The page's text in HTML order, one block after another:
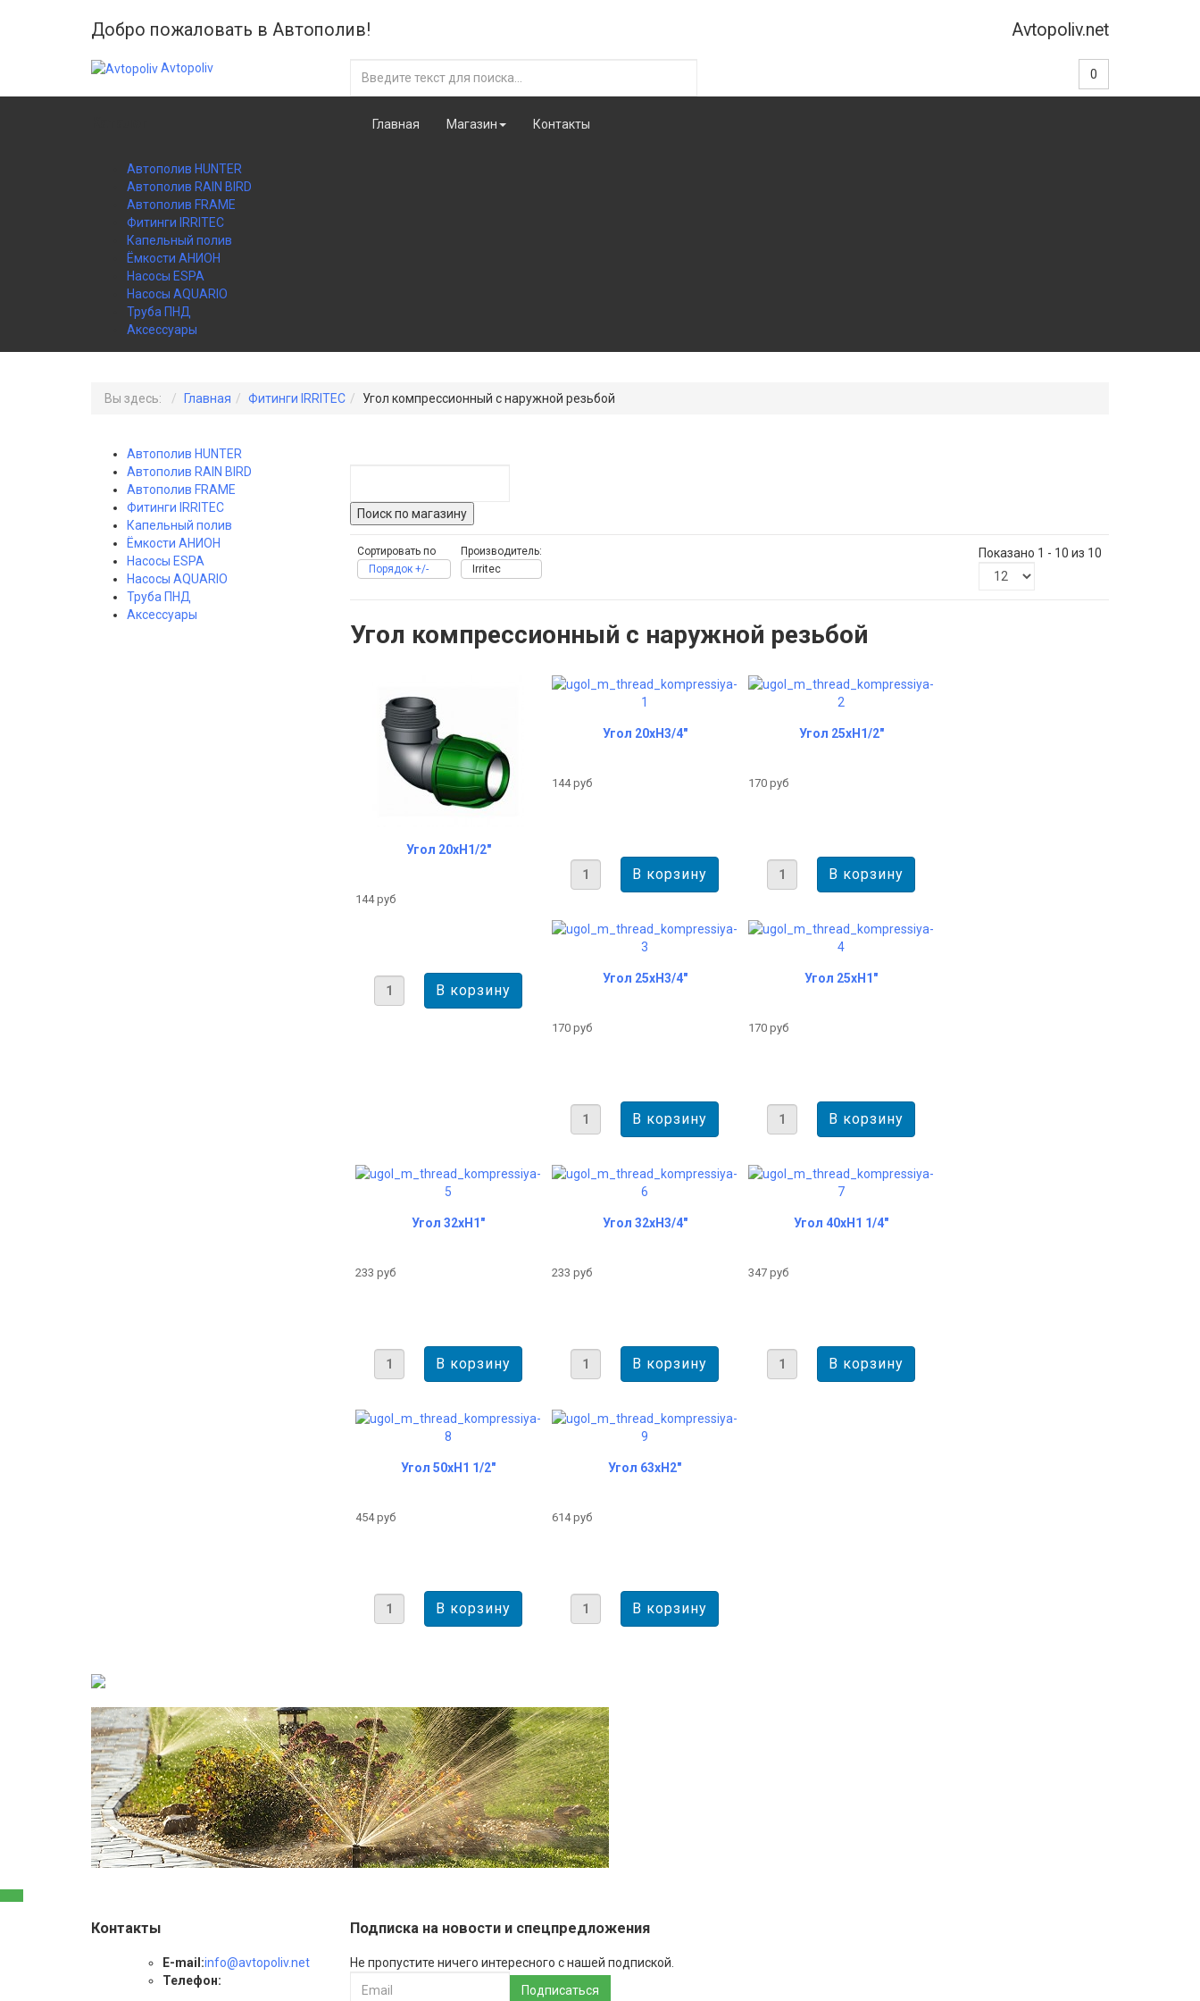
Добро пожаловать в Автополив! Avtopoliv.net
Avtopoliv 0
Автополив HUNTER
Автополив RAIN BIRD
Автополив FRAME
Фитинги IRRITEC
Капельный полив
Ёмкости АНИОН
Насосы ESPA
Насосы AQUARIO
Труба ПНД
Аксессуары
Главная Магазин Контакты
Вы здесь: Главная Фитинги IRRITEC Угол компрессионный с наружной резьбой
Сортировать по
Порядок +/-
Производитель:
Irritec
Показано 1 - 10 из 10
Угол компрессионный с наружной резьбой
Угол 20хH1/2"
144 руб
Угол 20хH3/4"
144 руб
Угол 25хH1/2"
170 руб
Угол 25хH3/4"
170 руб
Угол 25хH1"
170 руб
Угол 32хH1"
233 руб
Угол 32хH3/4"
233 руб
Угол 40хH1 1/4"
347 руб
Угол 50хН1 1/2"
454 руб
Угол 63хН2"
614 руб
Автополив HUNTER
Автополив RAIN BIRD
Автополив FRAME
Фитинги IRRITEC
Капельный полив
Ёмкости АНИОН
Насосы ESPA
Насосы AQUARIO
Труба ПНД
Аксессуары
Контакты
E-mail:info@avtopoliv.net
Телефон:
Подписка на новости и спецпредложения
Не пропустите ничего интересного с нашей подпиской.